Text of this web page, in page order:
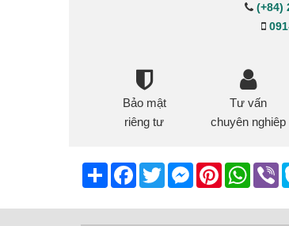
(+84)
Bảo mật
riêng tư
Tư vấn
chuyên nghiêp
Share Facebook
TwitterMessenger
Pinterest